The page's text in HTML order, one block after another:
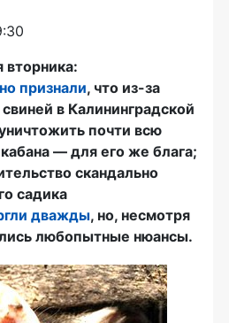
признали, что из-за
в Калининградской
почти всю
— для его же блага;
скандально
садика
дважды, но, несмотря
любопытные нюансы.